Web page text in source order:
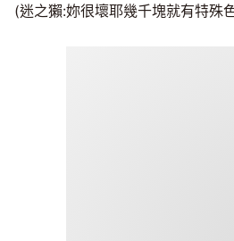
(迷之獺:妳很壞耶幾千塊就有特殊